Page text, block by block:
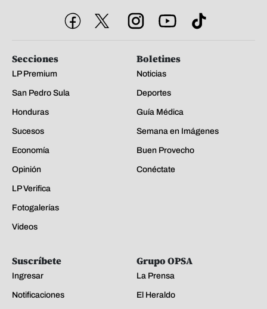
Secciones
LP Premium
San Pedro Sula
Honduras
Sucesos
Economía
Opinión
LP Verifica
Fotogalerías
Videos
Boletines
Noticias
Deportes
Guía Médica
Semana en Imágenes
Buen Provecho
Conéctate
Suscríbete
Ingresar
Notificaciones
Grupo OPSA
La Prensa
El Heraldo